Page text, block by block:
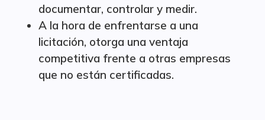
documentar, controlar y medir.
A la hora de enfrentarse a una
licitación, otorga una ventaja
competitiva frente a otras empresas
que no están certificadas.